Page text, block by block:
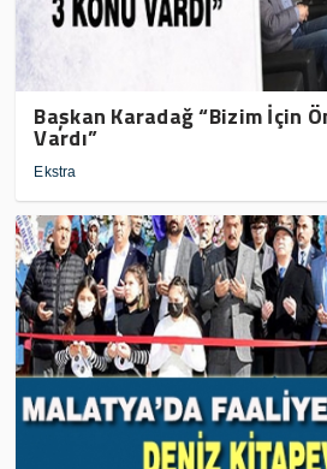
Başkan Karadağ “Bizim İçin
Vardı”
Ekstra